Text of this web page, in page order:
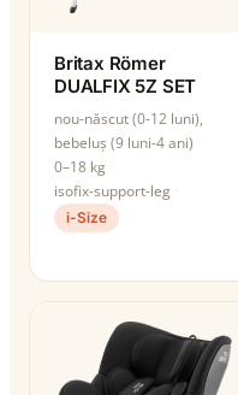
Britax Römer
DUALFIX 5Z SET
nou-născut (0-12 luni),
bebeluș (9 luni-4 ani)
0–18 kg
isofix-support-leg
i-Size